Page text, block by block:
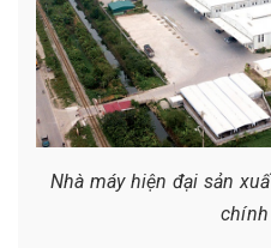
Nhà máy hiện đại sản